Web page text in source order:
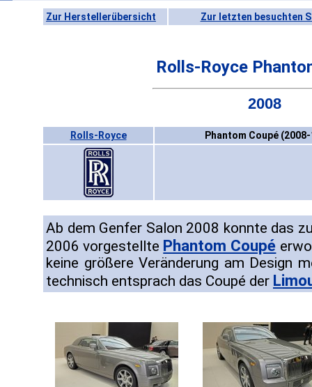
Zur Herstellerübersicht Zur letzten besuchten
Rolls-Royce
2008
Rolls-Royce Phantom Coupé
Ab dem Genfer Salon 2008 konnte das
2006 vorgestellte Phantom Coupé
keine größere Veränderung am Design
technisch entsprach das Coupé der